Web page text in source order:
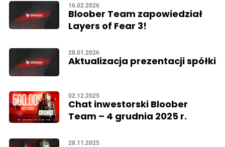
16.02.2026
Bloober Team zapowiedział
Layers of Fear 3!
28.01.2026
Aktualizacja prezentacji spółki
02.12.2025
Chat inwestorski Bloober
Team – 4 grudnia 2025 r.
28.11.2025